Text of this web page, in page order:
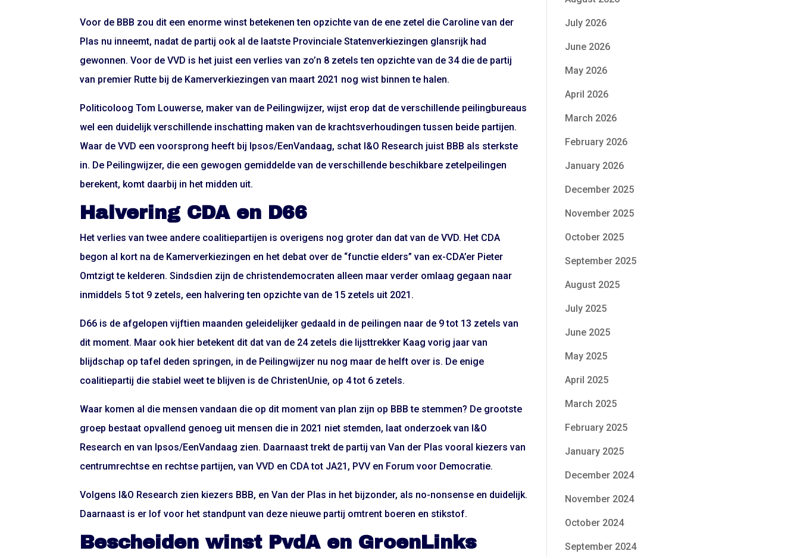
Voor de BBB zou dit een enorme winst betekenen ten opzichte van de ene zetel die Caroline van der
Plas nu inneemt, nadat de partij ook al de laatste Provinciale Statenverkiezingen glansrijk had
gewonnen. Voor de VVD is het juist een verlies van zo’n 8 zetels ten opzichte van de 34 die de partij
van premier Rutte bij de Kamerverkiezingen van maart 2021 nog wist binnen te halen.
Politicoloog Tom Louwerse, maker van de Peilingwijzer, wijst erop dat de verschillende peilingbureaus
wel een duidelijk verschillende inschatting maken van de krachtsverhoudingen tussen beide partijen.
Waar de VVD een voorsprong heeft bij Ipsos/EenVandaag, schat I&O Research juist BBB als sterkste
in. De Peilingwijzer, die een gewogen gemiddelde van de verschillende beschikbare zetelpeilingen
berekent, komt daarbij in het midden uit.
Halvering CDA en D66
Het verlies van twee andere coalitiepartijen is overigens nog groter dan dat van de VVD. Het CDA
begon al kort na de Kamerverkiezingen en het debat over de “functie elders” van ex-CDA’er Pieter
Omtzigt te kelderen. Sindsdien zijn de christendemocraten alleen maar verder omlaag gegaan naar
inmiddels 5 tot 9 zetels, een halvering ten opzichte van de 15 zetels uit 2021.
D66 is de afgelopen vijftien maanden geleidelijker gedaald in de peilingen naar de 9 tot 13 zetels van
dit moment. Maar ook hier betekent dit dat van de 24 zetels die lijsttrekker Kaag vorig jaar van
blijdschap op tafel deden springen, in de Peilingwijzer nu nog maar de helft over is. De enige
coalitiepartij die stabiel weet te blijven is de ChristenUnie, op 4 tot 6 zetels.
Waar komen al die mensen vandaan die op dit moment van plan zijn op BBB te stemmen? De grootste
groep bestaat opvallend genoeg uit mensen die in 2021 niet stemden, laat onderzoek van I&O
Research en van Ipsos/EenVandaag zien. Daarnaast trekt de partij van Van der Plas vooral kiezers van
centrumrechtse en rechtse partijen, van VVD en CDA tot JA21, PVV en Forum voor Democratie.
Volgens I&O Research zien kiezers BBB, en Van der Plas in het bijzonder, als no-nonsense en duidelijk.
Daarnaast is er lof voor het standpunt van deze nieuwe partij omtrent boeren en stikstof.
Bescheiden winst PvdA en GroenLinks
July 2026
June 2026
May 2026
April 2026
March 2026
February 2026
January 2026
December 2025
November 2025
October 2025
September 2025
August 2025
July 2025
June 2025
May 2025
April 2025
March 2025
February 2025
January 2025
December 2024
November 2024
October 2024
September 2024